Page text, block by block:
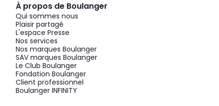
À propos de Boulanger
Qui sommes nous
Plaisir partagé
L'espace Presse
Nos services
Nos marques Boulanger
SAV marques Boulanger
Le Club Boulanger
Fondation Boulanger
Client professionnel
Boulanger INFINITY